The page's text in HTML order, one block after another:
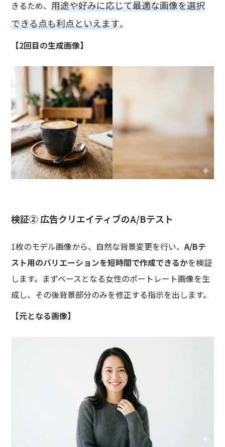
きるため、用途や好みに応じて最適な画像を選択
できる点も利点といえます。
【2回目の生成画像】
検証② 広告クリエイティブのA/Bテスト
1枚のモデル画像から、自然な背景変更を行い、A/Bテ
スト用のバリエーションを短時間で作成できるかを検証
します。まずベースとなる女性のポートレート画像を生
成し、その後背景部分のみを修正する指示を出します。
【元となる画像】